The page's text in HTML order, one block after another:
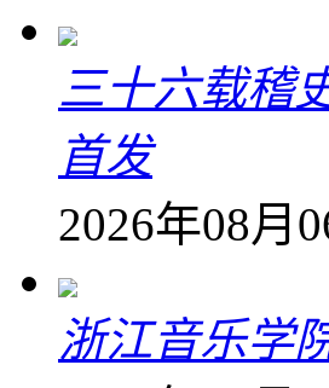
三十六载稽
首发
2026年08月
浙江音乐学